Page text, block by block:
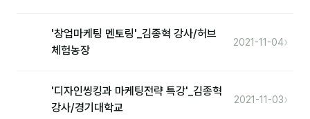
재무·계약
B2B 영업도구
'창업마케팅 멘토링'_김종혁 강사/허브
체험농장
2021-11-04›
'디자인씽킹과 마케팅전략 특강'_김종혁
강사/경기대학교
2021-11-03›